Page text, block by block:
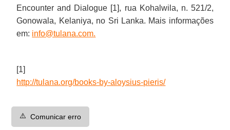
Encounter and Dialogue [1], rua Kohalwila, n. 521/2,
Gonowala, Kelaniya, no Sri Lanka. Mais informações
em: info@tulana.com.
[1]
http://tulana.org/books-by-aloysius-pieris/
⚠️ Comunicar erro